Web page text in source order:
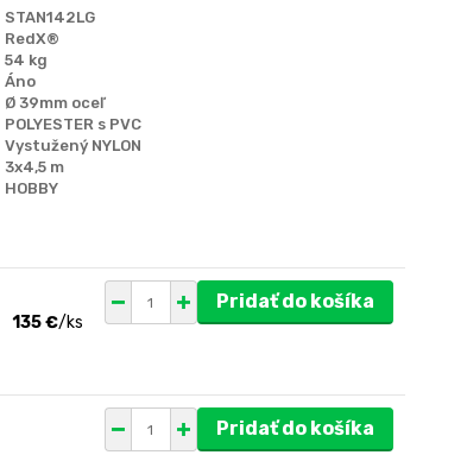
STAN142LG
RedX®
54 kg
Áno
Ø 39mm oceľ
POLYESTER s PVC
Vystužený NYLON
3x4,5 m
HOBBY
135 €/ks
Pridať do košíka
Pridať do košíka